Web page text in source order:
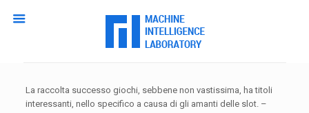
La raccolta successo giochi, sebbene non vastissima, ha titoli
interessanti, nello specifico a causa di gli amanti delle slot. –